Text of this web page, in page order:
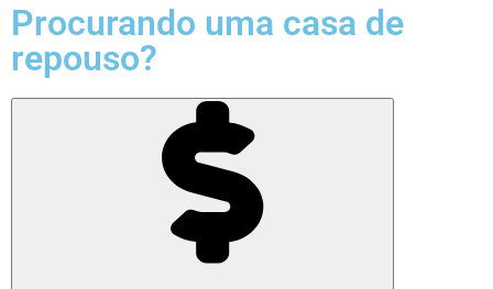
Procurando uma casa de
repouso?